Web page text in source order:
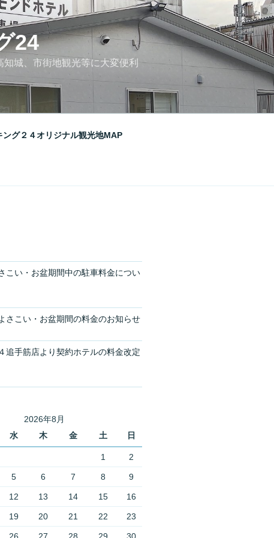
24
城、市街地観光等に大変便利
ング２４オリジナル観光地MAP
こい・お盆期間中の駐車料金につい
さこい・お盆期間の料金のお知らせ
追手筋店より契約ホテルの料金改定
2026年8月
水 木 金 土 日
1 2
5 6 7 8 9
12 13 14 15 16
19 20 21 22 23